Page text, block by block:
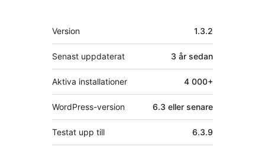
Meta
Version 1.3.2
Senast uppdaterat 3 år sedan
Aktiva installationer 4 000+
WordPress-version 6.3 eller senare
Testat upp till 6.3.9